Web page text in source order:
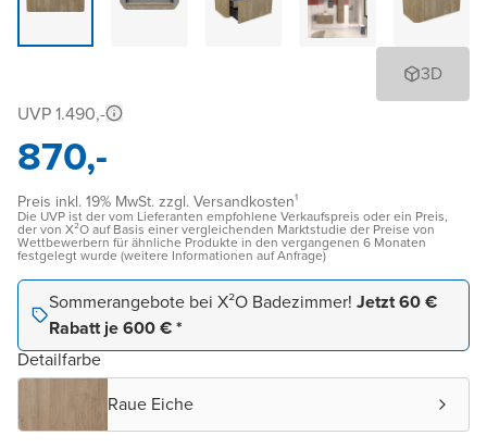
3D
UVP 1.490,-
870,-
Preis inkl. 19% MwSt. zzgl. Versandkosten¹
Die UVP ist der vom Lieferanten empfohlene Verkaufspreis oder ein Preis,
der von X²O auf Basis einer vergleichenden Marktstudie der Preise von
Wettbewerbern für ähnliche Produkte in den vergangenen 6 Monaten
festgelegt wurde (weitere Informationen auf Anfrage)
Sommerangebote bei X²O Badezimmer! Jetzt 60 €
Rabatt je 600 € *
Detailfarbe
Raue Eiche